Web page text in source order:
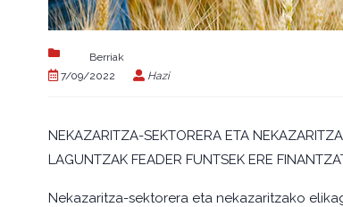
Berriak
7/09/2022
Hazi
NEKAZARITZA-SEKTORERA ETA
LAGUNTZAK FEADER FUNTSEK ERE
Nekazaritza-sektorera eta nekazaritzako